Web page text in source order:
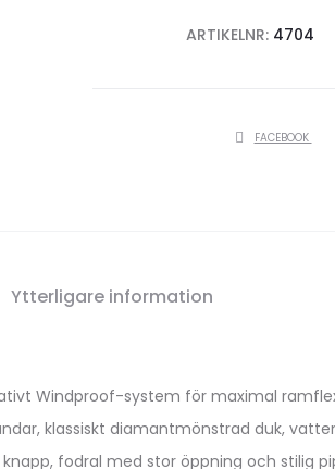
ARTIKELNR: 4704
SHAREFACEBOOK
Ytterligare information
Windproof-system för maximal
klassiskt diamantmönstrad duk,
fodral med stor öppning och stilig